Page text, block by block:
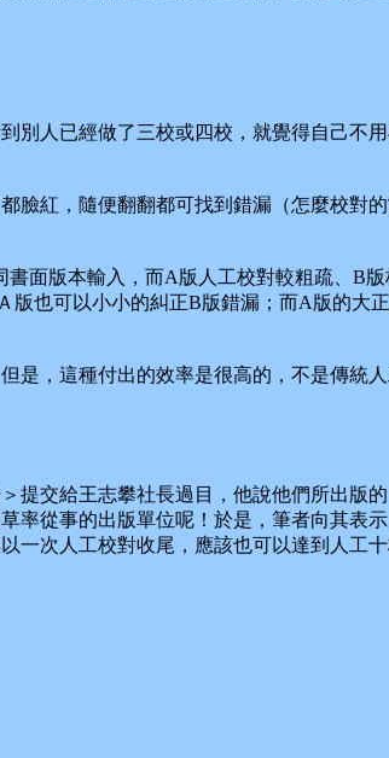
人已經做了三校或四校，就覺得自己不
紅，隨便翻翻都可找到錯漏（怎麼校對
版本輸入，而A版人工校對較粗疏、B
也可以小小的糾正B版錯漏；而A版的大
這種付出的效率是很高的，不是傳統人
交給王志攀社長過目，他說他們所出版
從事的出版單位呢！於是，筆者向其表
次人工校對收尾，應該也可以達到人工